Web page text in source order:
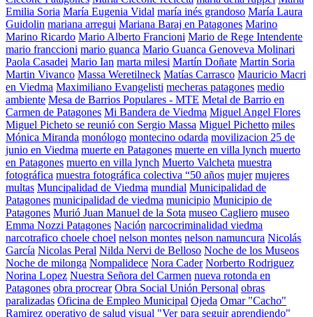
Emilia Soria María Eugenia Vidal maría inés grandoso María Laura
Guidolin mariana arregui Mariana Baraj en Patagones Marino
Marino Ricardo Mario Alberto Francioni Mario de Rege Intendente
mario franccioni mario guanca Mario Guanca Genoveva Molinari
Paola Casadei Mario Ian marta milesi Martín Doñate Martin Soria
Martin Vivanco Massa Weretilneck Matías Carrasco Mauricio Macri
en Viedma Maximiliano Evangelisti mecheras patagones medio
ambiente Mesa de Barrios Populares - MTE Metal de Barrio en
Carmen de Patagones Mi Bandera de Viedma Miguel Angel Flores
Miguel Picheto se reunió con Sergio Massa Miguel Pichetto miles
Mónica Miranda monólogo montecino odarda movilizacion 25 de
junio en Viedma muerte en Patagones muerte en villa lynch muerto
en Patagones muerto en villa lynch Muerto Valcheta muestra
fotográfica muestra fotográfica colectiva “50 años mujer mujeres
multas Muncipalidad de Viedma mundial Municipalidad de
Patagones municipalidad de viedma municipio Municipio de
Patagones Murió Juan Manuel de la Sota museo Cagliero museo
Emma Nozzi Patagones Nación narcocriminalidad viedma
narcotrafico choele choel nelson montes nelson namuncura Nicolás
García Nicolas Peral Nilda Nervi de Belloso Noche de los Museos
Noche de milonga Nompalidece Nora Cader Norberto Rodriguez
Norina Lopez Nuestra Señora del Carmen nueva rotonda en
Patagones obra procrear Obra Social Unión Personal obras
paralizadas Oficina de Empleo Municipal Ojeda Omar "Cacho"
Ramirez operativo de salud visual "Ver para seguir aprendiendo"